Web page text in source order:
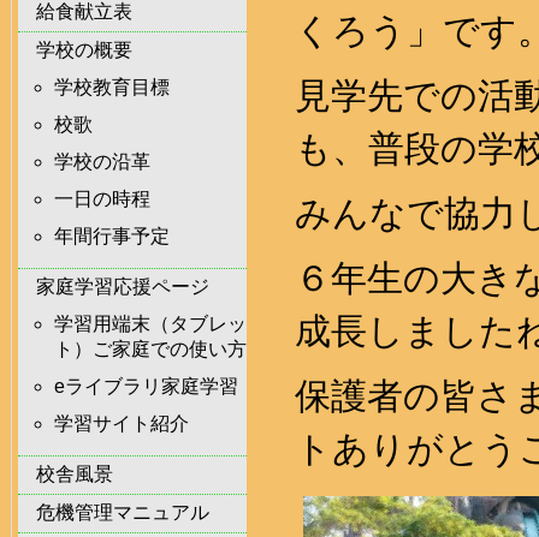
給食献立表
学校の概要
学校教育目標
校歌
学校の沿革
一日の時程
年間行事予定
家庭学習応援ページ
学習用端末（タブレッ
ト）ご家庭での使い方
eライブラリ家庭学習
学習サイト紹介
校舎風景
危機管理マニュアル
くろう」です
見学先での活
も、普段の学
みんなで協力
６年生の大き
成長しました
保護者の皆さ
トありがとう